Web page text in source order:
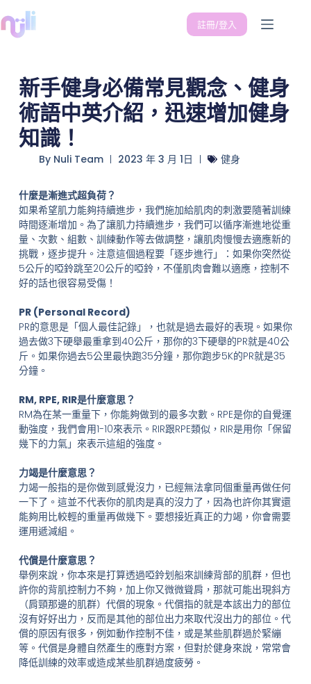
註冊/登入
新手健身必備常見觀念、健身
術語中英介紹，迅速增加健身
知識！
ByNuli Team 2023 年 3 月 1日 健身
什麼是漸進式超負荷？
如果希望肌力能夠持續進步，我們施加給肌肉的刺激要隨著訓練
時間逐漸增加。為了讓肌力持續進步，我們可以循序漸進地從重
量、次數、組數、訓練動作等去做調整，讓肌肉慢慢去適應新的
挑戰，逐步提升。注意這個過程要「逐步進行」：如果你突然從
5公斤的啞鈴跳至20公斤的啞鈴，不僅肌肉會難以適應，控制不
好的話也很容易受傷！
PR (Personal Record)
PR的意思是「個人最佳記錄」，也就是過去最好的表現。如果你
過去做3下硬舉最重拿到40公斤，那你的3下硬舉的PR就是40公
斤。如果你過去5公里最快跑35分鐘，那你跑步5K的PR就是35
分鐘。
RM, RPE, RIR是什麼意思？
RM為在某一重量下，你能夠做到的最多次數。RPE是你的自覺運
動強度，我們會用1-10來表示。RIR跟RPE類似，RIR是用你「保留
幾下的力氣」來表示這組的強度。
力竭是什麼意思？
力竭一般指的是你做到感覺沒力，已經無法拿同個重量再做任何
一下了。這並不代表你的肌肉是真的沒力了，因為也許你其實還
能夠用比較輕的重量再做幾下。要想接近真正的力竭，你會需要
運用遞減組。
代償是什麼意思？
舉例來說，你本來是打算透過啞鈴划船來訓練背部的肌群，但也
許你的背肌控制力不夠，加上你又微微聳肩，那就可能出現斜方
（肩頸那邊的肌群）代償的現象。代償指的就是本該出力的部位
沒有好好出力，反而是其他的部位出力來取代沒出力的部位。代
償的原因有很多，例如動作控制不佳，或是某些肌群過於緊繃
等。代償是身體自然產生的應對方案，但對於健身來說，常常會
降低訓練的效率或造成某些肌群過度疲勞。